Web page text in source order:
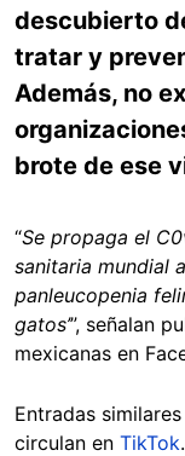
descubierto
tratar y
Además, no
brote de ese
“Se propaga el
sanitaria mundial
panleucopenia
gatos’”, señalan
mexicanas en
Entradas
circulan en TikTok